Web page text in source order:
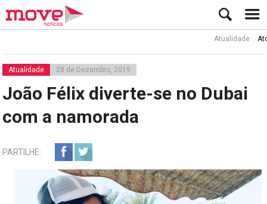
Atualidade Ator Rui
Atualidade 28 de Dezembro, 2019
João Félix diverte-se no Dubai
com a namorada
PARTILHE: